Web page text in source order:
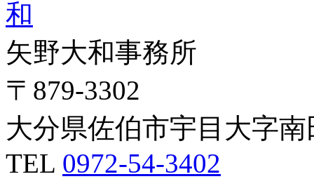
矢野大和事務所
〒879-3302
大分県佐伯市宇目大字南
TEL 0972-54-3402